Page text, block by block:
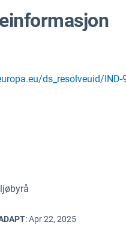
ds_resolveuid/IND-
:Apr 22, 2025